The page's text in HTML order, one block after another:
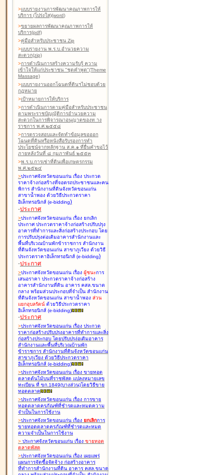
>แบบรายงานการพัฒนาคุณภาพการให้
บริการ (โปร่งใส)(word)
>ขยายผลการพัฒนาคุณภาพการให้
บริการ(pdf)
>คู่มือสำหรับประชาชน Zip
>แบบรายงาน พ.ร.บ.อำนวยความ
สะดวก(zip)
>การดำเนินการสร้างความรับรู้ ความ
เข้าใจให้แก่ประชาชน "ชุดคำพูด"(Theme
Massage)
>แบบรายงานออกโฉนดที่ดินฯไม่ชอบด้วย
กฎหมาย
>เป้าหมายการให้บริการ
>การดำเนินการตามคู่มือสำหรับประชาชน
ตามพระราชบัญญัติการอำนวยความ
สะดวกในการพิจารณาอนุญาตของท าง
ราชการ พ.ศ.๒๕๕๘
>การตรวจสอบและจัดทำข้อมูลขอออก
โฉนดที่ดินหรือหนังสือรับรองการทำ
ประโยชน์จากหลักฐาน ส.ค.๑ ที่ยื่นคำขอไว้
ภายหลังวันที่ ๘ กุมภาพันธ์ ๒๕๕๓
>พ.ร.บ.การเช่าที่ดินเพื่อเกษตรกรรม
พ.ศ.๒๕๒๔
>ประกาศจังหวัดขอนแก่น เรื่อง ประกวด
ราคาจ้างก่อสร้างที่จอดรถประชาชนและคน
พิการ สำนักงานที่ดินจังหวัดขอนแก่น
สาขาน้ำพอง ด้วยวิธีประกวดราคา
อิเล็กทรอนิกส์ (e-bidding)
-ประกาศ
>ประกาศจังหวัดขอนแก่น เรื่อง ยกเลิก
ประกาศ ประกวดราคาจ้างก่อสร้างปรับปรุง
อาคารที่ทำการและสิ่งก่อสร้างประกอบ โดย
การปรับปรุงต่อเติมอาคารสำนักงานและ
พื้นที่บริเวณบ้านพักข้าราชการ สำนักงาน
ที่ดินจังหวัดขอนแก่น สาขาภูเวียง ด้วยวิธี
ประกวดราคาอิเล็กทรอนิกส์ (e-bidding)
-ประกาศ
>ประกาศจังหวัดขอนแก่น เรื่อง ผู้ชนะการ
เสนอราคา ประกวดราคาจ้างก่อสร้าง
อาคารสำนักงานที่ดิน อาคาร คสล.ขนาด
กลาง พร้อมส่วนประกอบที่จำเป็น สำนักงาน
ที่ดินจังหวัดขอนแก่น สาขาน้ำพอง ส่วน
แยกอุบลรัตน์ ด้วยวิธีประกวดราคา
อิเล็กทรอนิกส์ (e-bidding)
-ประกาศ
>ประกาศจังหวัดขอนแก่น เรื่อง ประกวด
ราคาก่อสร้างปรับปรุงอาคารที่ทำการและสิ่ง
ก่อสร้างประกอบ โดยปรับปรุง่อเติมอาคาร
สำนักงานและพื้นที่บริเวณบ้านพัก
ข้าราชการ สำนักงานที่ดินจังหวัดขอนแก่น
สาขาภูเวียง ด้วยวิธีประกวดราคา
อิเล็กทรอนิกส์ (e-bidding)
>ประกาศจังหวัดขอนแก่น เรื่อง ขายทอด
ตลาดต้นไม้บนที่ราชพัสดุ แปลงหมายเลข
ทะเบียน ที่ ขก.1849(บางส่วน)โดยวิธีขาย
ทอดตลาด
>ประกาศจังหวัดขอนแก่น เรื่อง การขาย
ทอดตลาดครุภัณฑ์ที่ชำรุดและหมดความ
จำเป็นในการใช้งาน
>ประกาศจังหวัดขอนแก่น เรื่อง ยกเลิกการ
ขายทอดตลาดครุภัณฑ์ที่ชำรุดและหมด
ความจำเป็นในการใช้งาน
> ประกาศจังหวัดขอนแก่น เรื่อง ขายทอด
ตลาดพัสดุ
>ประกาศจังหวัดขอนแก่น เรื่อง เผยแพร่
แผนการจัดซื้อจัดจ้าง ก่อสร้างอาคาร
ที่ทำการสำนักงานที่ดิน อาคาร คสล.ขนาด